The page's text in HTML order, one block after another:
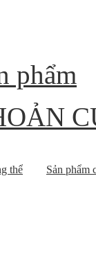
phẩm
thể
Sản phẩm